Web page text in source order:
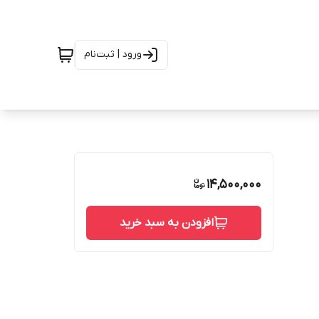
ورود | ثبت‌نام
14,500,000
افزودن به سبد خرید